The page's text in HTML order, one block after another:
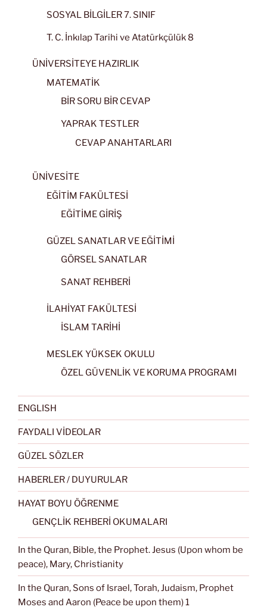
SOSYAL BİLGİLER 7. SINIF
T. C. İnkılap Tarihi ve Atatürkçülük 8
ÜNİVERSİTEYE HAZIRLIK
MATEMATİK
BİR SORU BİR CEVAP
YAPRAK TESTLER
CEVAP ANAHTARLARI
ÜNİVESİTE
EĞİTİM FAKÜLTESİ
EĞİTİME GİRİŞ
GÜZEL SANATLAR VE EĞİTİMİ
GÖRSEL SANATLAR
SANAT REHBERİ
İLAHİYAT FAKÜLTESİ
İSLAM TARİHİ
MESLEK YÜKSEK OKULU
ÖZEL GÜVENLİK VE KORUMA PROGRAMI
ENGLISH
FAYDALI VİDEOLAR
GÜZEL SÖZLER
HABERLER / DUYURULAR
HAYAT BOYU ÖĞRENME
GENÇLİK REHBERİ OKUMALARI
In the Quran, Bible, the Prophet. Jesus (Upon whom be
peace), Mary, Christianity
In the Quran, Sons of Israel, Torah, Judaism, Prophet
Moses and Aaron (Peace be upon them) 1